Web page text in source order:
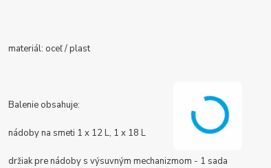
materiál: oceľ / plast
Balenie obsahuje:
nádoby na smeti 1 x 12 L, 1 x 18 L
držiak prenádoby s výsuvným mechanizmom - 1 sada